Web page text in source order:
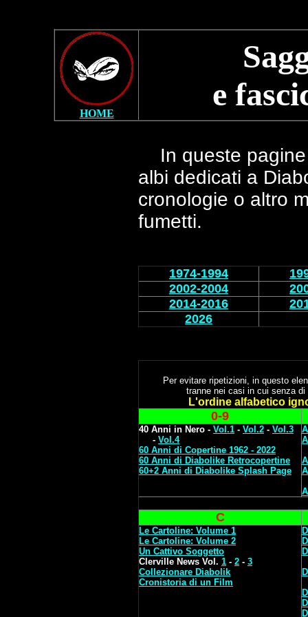
HOME
e
In queste
albi dedicati a
cronologie o altro
fumetti.
1974-1994
2002-2004
2014-2016
2026
Per evitare ripetizioni, in questo
tranne nei casi in cui senza
L'ordine alfabetico
0-9
40 Anni in Nero - Vol.1 - Vol.2 - Vol.3
- Vol.4
60 Anni di Copertine 1962 - 2022
60 Anni di Diabolike Retrocopertine
60+2 Anni di Diabolike Splash Page
C
Le Cartoline: Volume 1
Le Cartoline: Volume 2
Un Cattivo Soggetto
Clerville News Vol. 1 - 2 - 3
Collezionare Diabolik
Cronistoria di un Film